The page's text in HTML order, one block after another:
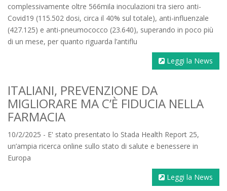
complessivamente oltre 566mila inoculazioni tra siero anti-
Covid19 (115.502 dosi, circa il 40% sul totale), anti-influenzale
(427.125) e anti-pneumococco (23.640), superando in poco più
di un mese, per quanto riguarda l’antiflu
Leggi la News
ITALIANI, PREVENZIONE DA
MIGLIORARE MA C’È FIDUCIA NELLA
FARMACIA
10/2/2025 - E' stato presentato lo Stada Health Report 25,
un’ampia ricerca online sullo stato di salute e benessere in
Europa
Leggi la News